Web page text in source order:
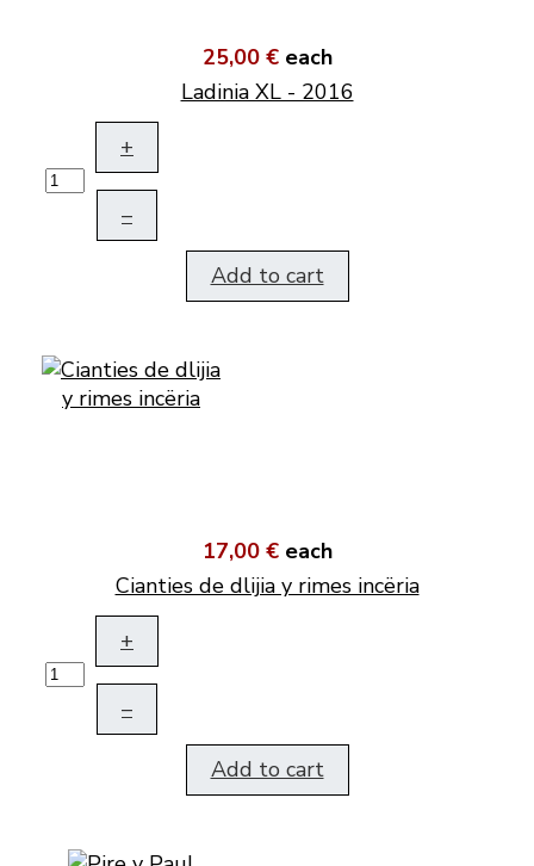
25,00 € each
Ladinia XL - 2016
+
–
Add to cart
17,00 € each
Cianties de dlijia y rimes incëria
+
–
Add to cart